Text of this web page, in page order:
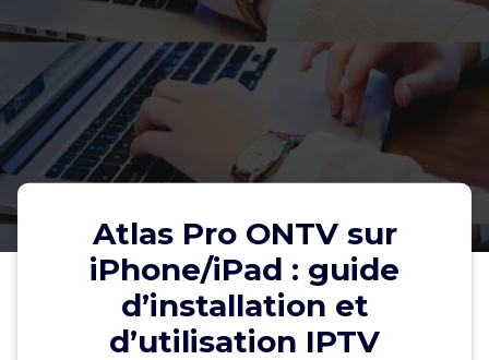
Atlas Pro ONTV sur
iPhone/iPad : guide
d’installation et
d’utilisation IPTV
Atlas Pro ONTV sur iPhone/iPad :
guide d’installation et d’utilisation